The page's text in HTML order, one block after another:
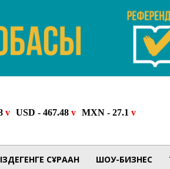
ІЗДЕГЕНГЕ СҰРАҒАН ШОУ-БИЗНЕС